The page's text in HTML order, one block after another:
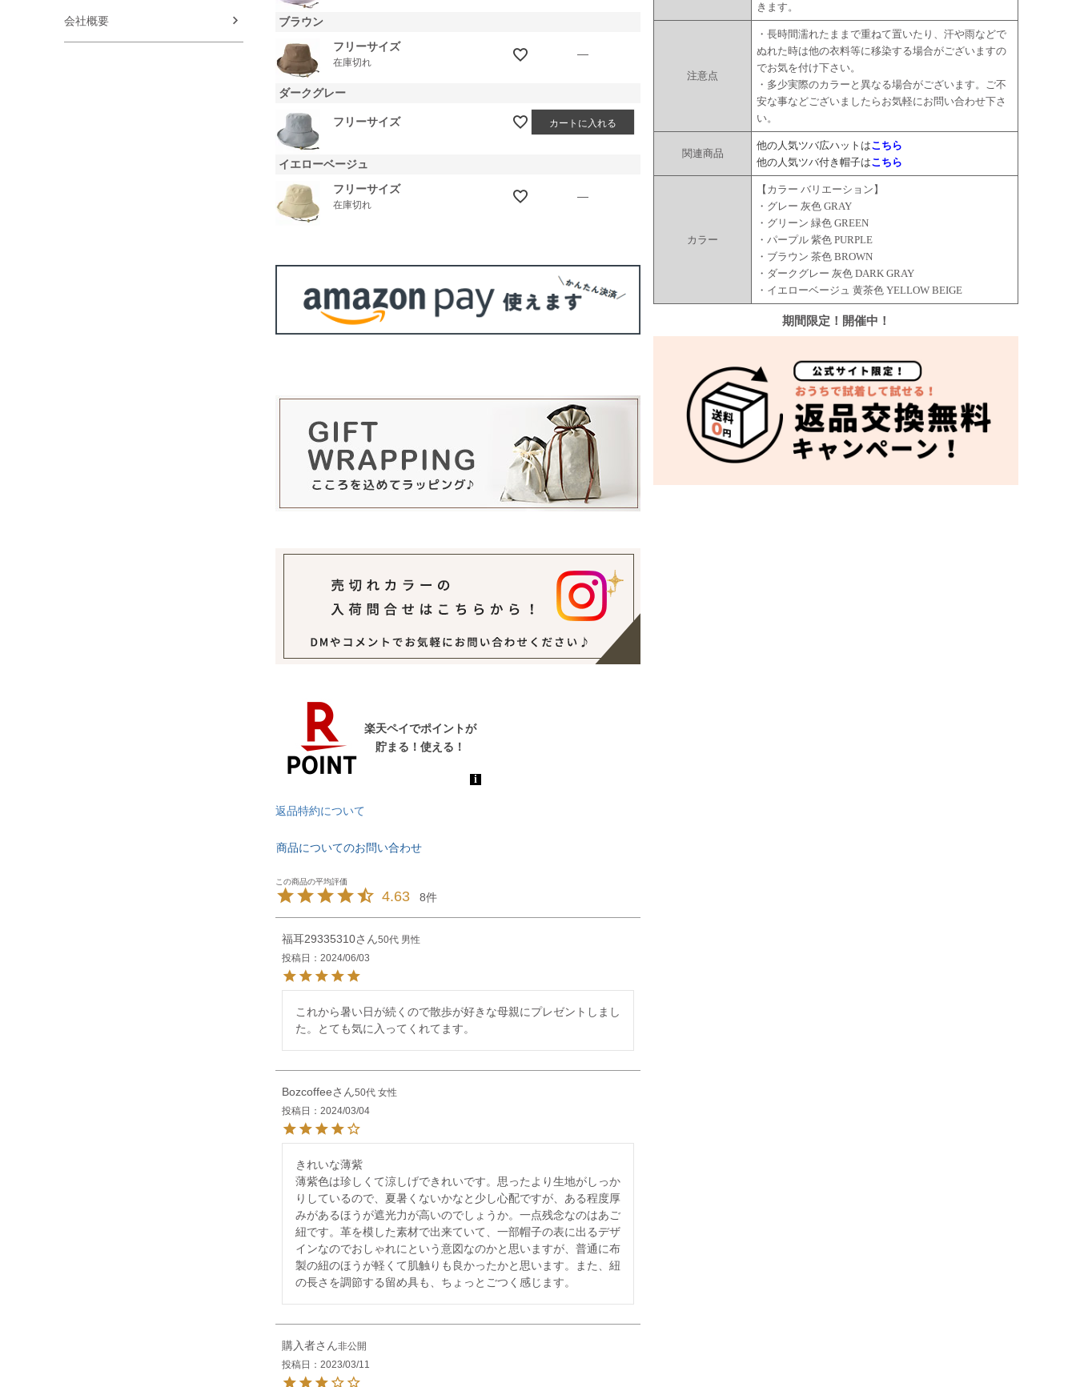
会社概要
ブラウン
フリーサイズ
在庫切れ
—
ダークグレー
フリーサイズ カートに入れる
イエローベージュ
フリーサイズ
在庫切れ
—
返品特約について
商品についてのお問い合わせ
4.63 8
福耳29335310 50代 男性
投稿日
2024/06/03
これから暑い日が続くので散歩が好きな母親にプレゼントしまし
た。とても気に入ってくれてます。
Bozcoffee 50代 女性
投稿日
2024/03/04
きれいな薄紫
薄紫色は珍しくて涼しげできれいです。思ったより生地がしっか
りしているので、夏暑くないかなと少し心配ですが、ある程度厚
みがあるほうが遮光力が高いのでしょうか。一点残念なのはあご
紐です。革を模した素材で出来ていて、一部帽子の表に出るデザ
インなのでおしゃれにという意図なのかと思いますが、普通に布
製の紐のほうが軽くて肌触りも良かったかと思います。また、紐
の長さを調節する留め具も、ちょっとごつく感じます。
購入者
非公開
投稿日
2023/03/11
きます。
注意点
・長時間濡れたままで重ねて置いたり、汗や雨などで
ぬれた時は他の衣料等に移染する場合がございますの
でお気を付け下さい。
・多少実際のカラーと異なる場合がございます。ご不
安な事などございましたらお気軽にお問い合わせ下さ
い。
関連商品
他の人気ツバ広ハットはこちら
他の人気ツバ付き帽子はこちら
カラー
【カラー バリエーション】
・グレー 灰色 GRAY
・グリーン 緑色 GREEN
・パープル 紫色 PURPLE
・ブラウン 茶色 BROWN
・ダークグレー 灰色 DARK GRAY
・イエローベージュ 黄茶色 YELLOW BEIGE
期間限定！開催中！